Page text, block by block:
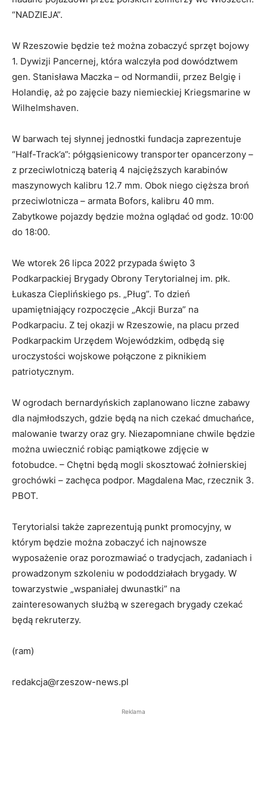
“NADZIEJA”.
W Rzeszowie będzie też można zobaczyć sprzęt bojowy
1. Dywizji Pancernej, która walczyła pod dowództwem
gen. Stanisława Maczka – od Normandii, przez Belgię i
Holandię, aż po zajęcie bazy niemieckiej Kriegsmarine w
Wilhelmshaven.
W barwach tej słynnej jednostki fundacja zaprezentuje
“Half-Track’a”: półgąsienicowy transporter opancerzony –
z przeciwlotniczą baterią 4 najcięższych karabinów
maszynowych kalibru 12.7 mm. Obok niego cięższa broń
przeciwlotnicza – armata Bofors, kalibru 40 mm.
Zabytkowe pojazdy będzie można oglądać od godz. 10:00
do 18:00.
We wtorek 26 lipca 2022 przypada święto 3
Podkarpackiej Brygady Obrony Terytorialnej im. płk.
Łukasza Cieplińskiego ps. „Pług”. To dzień
upamiętniający rozpoczęcie „Akcji Burza” na
Podkarpaciu. Z tej okazji w Rzeszowie, na placu przed
Podkarpackim Urzędem Wojewódzkim, odbędą się
uroczystości wojskowe połączone z piknikiem
patriotycznym.
W ogrodach bernardyńskich zaplanowano liczne zabawy
dla najmłodszych, gdzie będą na nich czekać dmuchańce,
malowanie twarzy oraz gry. Niezapomniane chwile będzie
można uwiecznić robiąc pamiątkowe zdjęcie w
fotobudce. – Chętni będą mogli skosztować żołnierskiej
grochówki – zachęca podpor. Magdalena Mac, rzecznik 3.
PBOT.
Terytorialsi także zaprezentują punkt promocyjny, w
którym będzie można zobaczyć ich najnowsze
wyposażenie oraz porozmawiać o tradycjach, zadaniach i
prowadzonym szkoleniu w pododdziałach brygady. W
towarzystwie „wspaniałej dwunastki” na
zainteresowanych służbą w szeregach brygady czekać
będą rekruterzy.
(ram)
redakcja@rzeszow-news.pl
Reklama